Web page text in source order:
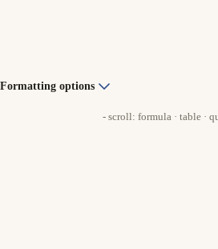
Formatting options
- scroll: formula · table ·